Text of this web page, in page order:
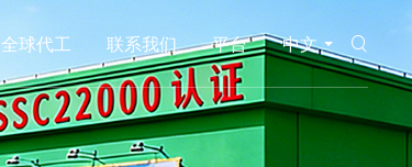
全球代工 联系我们 平台 中文